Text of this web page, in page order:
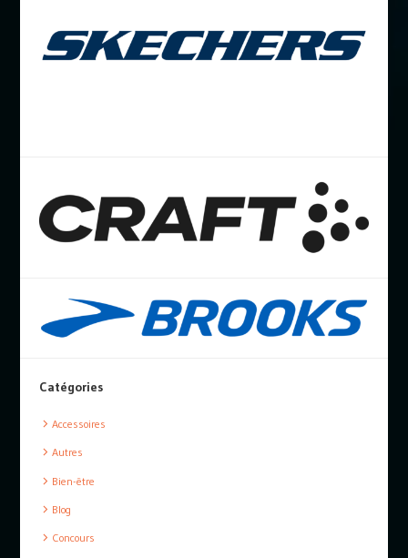
Catégories
Accessoires
Autres
Bien-être
Blog
Concours